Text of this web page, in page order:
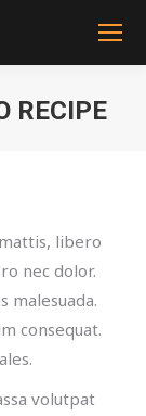
RECIPE
libero
nec dolor.
malesuada.
consequat.
volutpat